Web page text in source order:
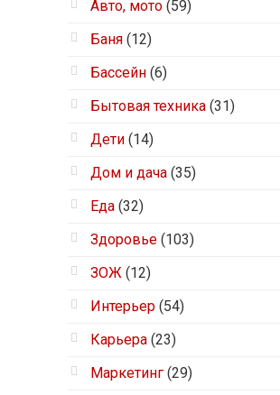
Авто, мото (59)
Баня (12)
Бассейн (6)
Бытовая техника (31)
Дети (14)
Дом и дача (35)
Еда (32)
Здоровье (103)
ЗОЖ (12)
Интерьер (54)
Карьера (23)
Маркетинг (29)